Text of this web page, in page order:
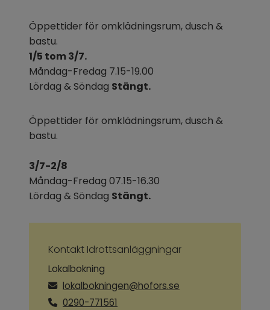
Öppettider för omklädningsrum, dusch &
bastu.
1/5 tom 3/7.
Måndag-Fredag 7.15-19.00
Lördag & Söndag Stängt.
Öppettider för omklädningsrum, dusch &
bastu.
3/7-2/8
Måndag-Fredag 07.15-16.30
Lördag & Söndag Stängt.
Kontakt Idrottsanläggningar
Lokalbokning
lokalbokningen@hofors.se
0290-771561